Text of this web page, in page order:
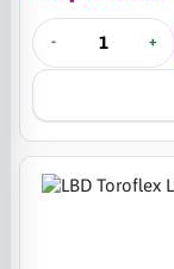
- +